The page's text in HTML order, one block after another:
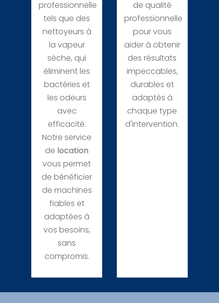
professionnelle
tels que des
nettoyeurs à
la vapeur
sèche, qui
éliminent les
bactéries et
les odeurs
avec
efficacité.
Notre service
de location
vous permet
de bénéficier
de machines
fiables et
adaptées à
vos besoins,
sans
compromis.
de qualité
professionnelle
pour vous
aider à obtenir
des résultats
impeccables,
durables et
adaptés à
chaque type
d'intervention.